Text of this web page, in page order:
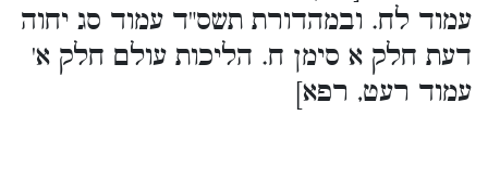
עמוד לח. ובמהדורת תשס"ד עמוד סג יחוה
דעת חלק א סימן ח. הליכות עולם חלק א'
עמוד רעט, רפא]